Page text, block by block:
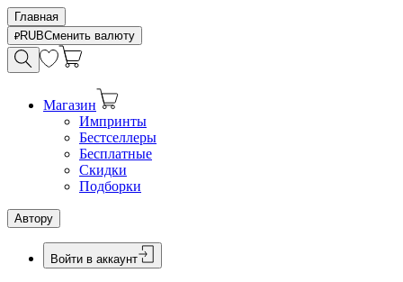
Главная
RUBСменить валюту
Магазин
Импринты
Бестселлеры
Бесплатные
Скидки
Подборки
Автору
Войти в аккаунт